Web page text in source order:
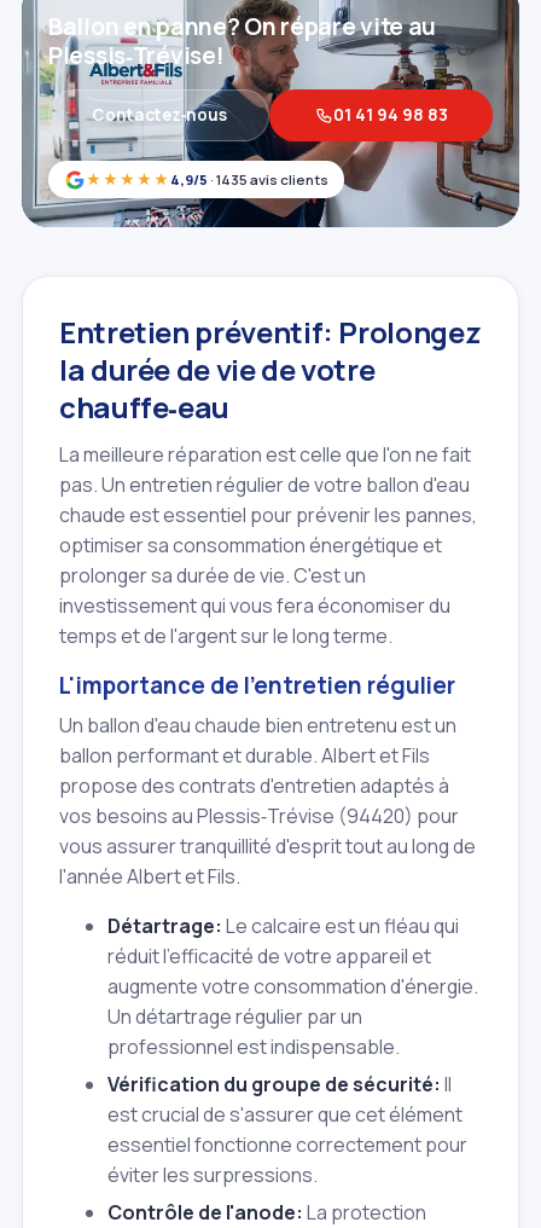
★★★★★ 4,9/5 · 1435 avis clients
Ballon en panne? On répare vite au
Plessis‑Trévise!
Contactez‑nous 01 41 94 98 83
Entretien préventif: Prolongez
la durée de vie de votre
chauffe‑eau
La meilleure réparation est celle que l'on ne fait
pas. Un entretien régulier de votre ballon d'eau
chaude est essentiel pour prévenir les pannes,
optimiser sa consommation énergétique et
prolonger sa durée de vie. C'est un
investissement qui vous fera économiser du
temps et de l'argent sur le long terme.
L'importance de l'entretien régulier
Un ballon d'eau chaude bien entretenu est un
ballon performant et durable. Albert et Fils
propose des contrats d'entretien adaptés à
vos besoins au Plessis‑Trévise (94420) pour
vous assurer tranquillité d'esprit tout au long de
l'année Albert et Fils.
Détartrage: Le calcaire est un fléau qui
réduit l'efficacité de votre appareil et
augmente votre consommation d'énergie.
Un détartrage régulier par un
professionnel est indispensable.
Vérification du groupe de sécurité: Il
est crucial de s'assurer que cet élément
essentiel fonctionne correctement pour
éviter les surpressions.
Contrôle de l'anode: La protection